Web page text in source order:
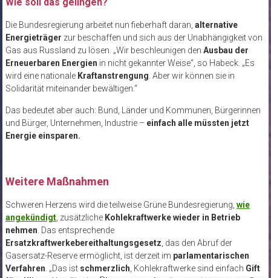
Die Bundesregierung arbeitet nun fieberhaft daran, alternative
Energieträger zur beschaffen und sich aus der Unabhängigkeit von
Gas aus Russland zu lösen. „Wir beschleunigen den Ausbau der
Erneuerbaren Energien in nicht gekannter Weise“, so Habeck. „Es
wird eine nationale Kraftanstrengung . Aber wir können sie in
Solidarität miteinander bewältigen.“
Das bedeutet aber auch: Bund, Länder und Kommunen, Bürgerinnen
und Bürger, Unternehmen, Industrie – einfach alle müssten jetzt
Energie einsparen.
Weitere Maßnahmen
Schweren Herzens wird die teilweise Grüne Bundesregierung, wie
angekündigt, zusätzliche Kohlekraftwerke wieder in Betrieb
nehmen . Das entsprechende
Ersatzkraftwerkebereithaltungsgesetz , das den Abruf der
Gasersatz-Reserve ermöglicht, ist derzeit im parlamentarischen
Verfahren . „Das istschmerzlich , Kohlekraftwerke sind einfach Gift